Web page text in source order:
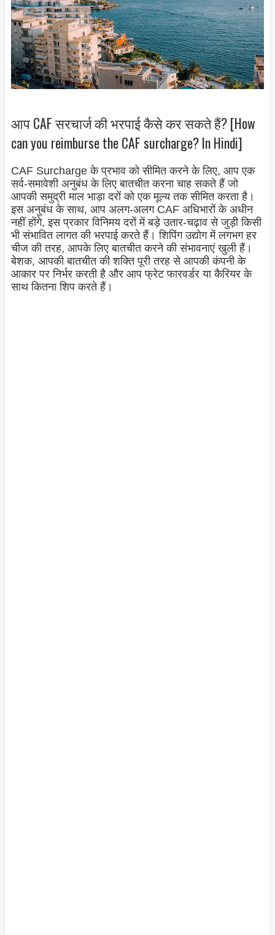
आप CAF सरचार्ज की भरपाई कैसे कर सकते हैं? [How
can you reimburse the CAF surcharge? In Hindi]
CAF Surcharge के प्रभाव को सीमित करने के लिए, आप एक
सर्व-समावेशी अनुबंध के लिए बातचीत करना चाह सकते हैं जो
आपकी समुद्री माल भाड़ा दरों को एक मूल्य तक सीमित करता है।
इस अनुबंध के साथ, आप अलग-अलग CAF अधिभारों के अधीन
नहीं होंगे, इस प्रकार विनिमय दरों में बड़े उतार-चढ़ाव से जुड़ी किसी
भी संभावित लागत की भरपाई करते हैं। शिपिंग उद्योग में लगभग हर
चीज की तरह, आपके लिए बातचीत करने की संभावनाएं खुली हैं।
बेशक, आपकी बातचीत की शक्ति पूरी तरह से आपकी कंपनी के
आकार पर निर्भर करती है और आप फ्रेट फारवर्डर या कैरियर के
साथ कितना शिप करते हैं।